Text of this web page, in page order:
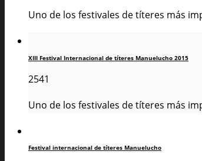
Uno de los festivales de títeres más
XIII Festival Internacional de títeres Manuelucho 2015
2541
Uno de los festivales de títeres más
Festival internacional de títeres Manuelucho